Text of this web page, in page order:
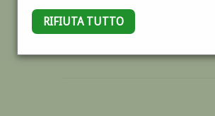
RIFIUTA TUTTO